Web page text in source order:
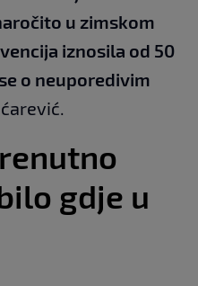
u zimskom
iznosila od 50
o neuporedivim
gdje u